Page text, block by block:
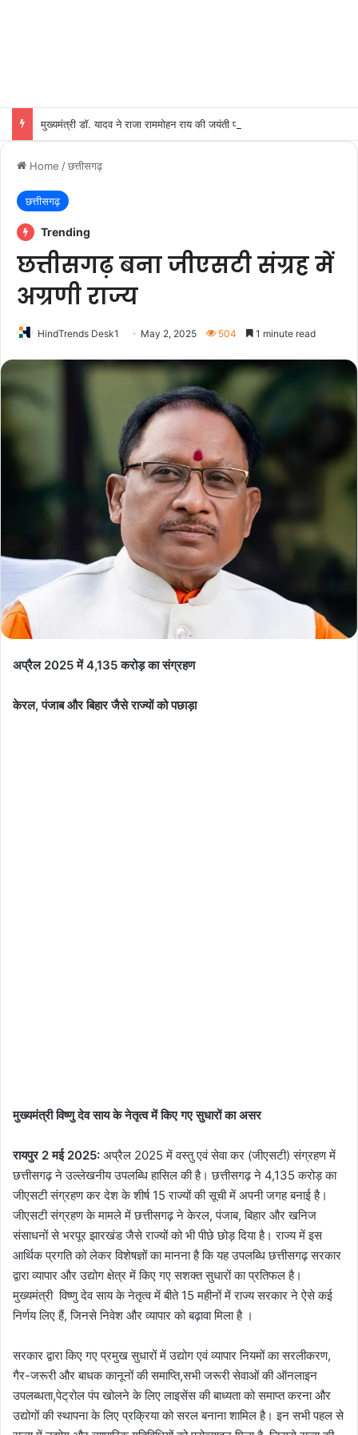
मुख्यमंत्री डॉ. यादव ने राजा राममोहन राय की जयंती पर किया नमन
Home /छत्तीसगढ़
छत्तीसगढ़
Trending
छत्तीसगढ़ बना जीएसटी संग्रह में
अग्रणी राज्य
HindTrends Desk1 May 2, 2025 504 1 minute read
अप्रैल 2025 में 4,135 करोड़ का संग्रहण
केरल, पंजाब और बिहार जैसे राज्यों को पछाड़ा
मुख्यमंत्री विष्णु देव साय के नेतृत्व में किए गए सुधारों का असर
रायपुर 2 मई 2025: अप्रैल 2025 में वस्तु एवं सेवा कर (जीएसटी) संग्रहण में
छत्तीसगढ़ ने उल्लेखनीय उपलब्धि हासिल की है। छत्तीसगढ़ ने 4,135 करोड़ का
जीएसटी संग्रहण कर देश के शीर्ष 15 राज्यों की सूची में अपनी जगह बनाई है।
जीएसटी संग्रहण के मामले में छत्तीसगढ़ ने केरल, पंजाब, बिहार और खनिज
संसाधनों से भरपूर झारखंड जैसे राज्यों को भी पीछे छोड़ दिया है। राज्य में इस
आर्थिक प्रगति को लेकर विशेषज्ञों का मानना है कि यह उपलब्धि छत्तीसगढ़ सरकार
द्वारा व्यापार और उद्योग क्षेत्र में किए गए सशक्त सुधारों का प्रतिफल है।
मुख्यमंत्री विष्णु देव साय के नेतृत्व में बीते 15 महीनों में राज्य सरकार ने ऐसे कई
निर्णय लिए हैं, जिनसे निवेश और व्यापार को बढ़ावा मिला है ।
सरकार द्वारा किए गए प्रमुख सुधारों में उद्योग एवं व्यापार नियमों का सरलीकरण,
गैर-जरूरी और बाधक कानूनों की समाप्ति,सभी जरूरी सेवाओं की ऑनलाइन
उपलब्धता,पेट्रोल पंप खोलने के लिए लाइसेंस की बाध्यता को समाप्त करना और
उद्योगों की स्थापना के लिए प्रक्रिया को सरल बनाना शामिल है। इन सभी पहल से